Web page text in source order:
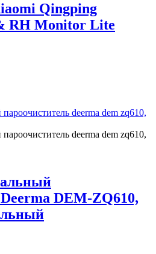
Qingping
RH Monitor Lite
DEM-ZQ610,